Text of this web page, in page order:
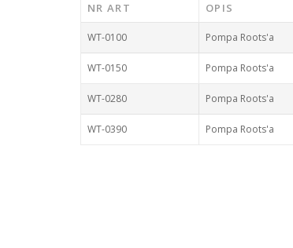
NR ART OPIS
WT-0100 Pompa Roots'a
WT-0150 Pompa Roots'a
WT-0280 Pompa Roots'a
WT-0390 Pompa Roots'a